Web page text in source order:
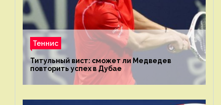
Теннис
Титульный вист: сможет ли Медведев
повторить успех в Дубае